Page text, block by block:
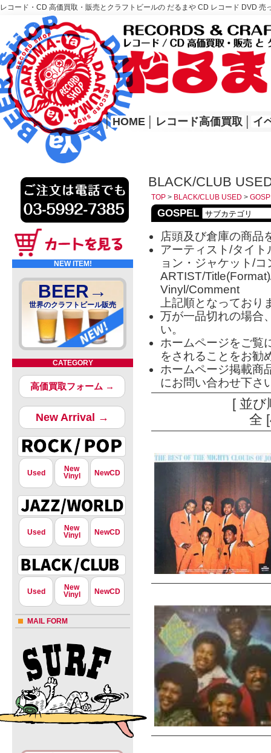
レコード・CD 高価買取・販売とクラフトビールの だるまや CD レコード DVD
レコード高価買取はこちら
HOME
│ HOME レコード高価買取 イ
NEW ITEM!
BEER→
世界のクラフトビール販売
CATEGORY
高価買取フォーム →
New Arrival →
Used
New
Vinyl
NewCD
Used
New
Vinyl
NewCD
Used
New
Vinyl
NewCD
MAIL FORM
BLACK/CLUB
TOP > BLACK/CLUB USED >
GOSPEL
店頭及び倉庫の商品
アーティスト/タイ
ョン・ジャケット/
ARTIST/
Vinyl/Comment
上記順となっており
万が一品切れの場合
い。
ホームページをご覧
をされることをお勧
ホームページ掲載商
にお問い合わせ下さ
[ 並
全